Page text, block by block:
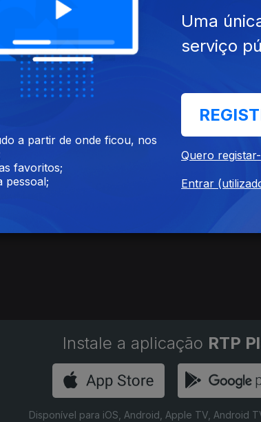
SITE PARTILHA
Instale a aplicação RTP
Disponível para iOS, Android, Apple TV, Android
a partir de onde ficou, nos
favoritos;
pessoal;
Uma
serviço
Quero
Entrar